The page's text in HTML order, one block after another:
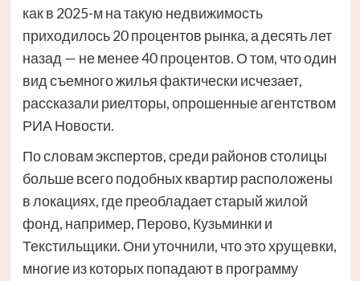
как в 2025-м на такую недвижимость
приходилось 20 процентов рынка, а десять лет
назад — не менее 40 процентов. О том, что один
вид съемного жилья фактически исчезает,
рассказали риелторы, опрошенные агентством
РИА Новости.
По словам экспертов, среди районов столицы
больше всего подобных квартир расположены
в локациях, где преобладает старый жилой
фонд, например, Перово, Кузьминки и
Текстильщики. Они уточнили, что это хрущевки,
многие из которых попадают в программу